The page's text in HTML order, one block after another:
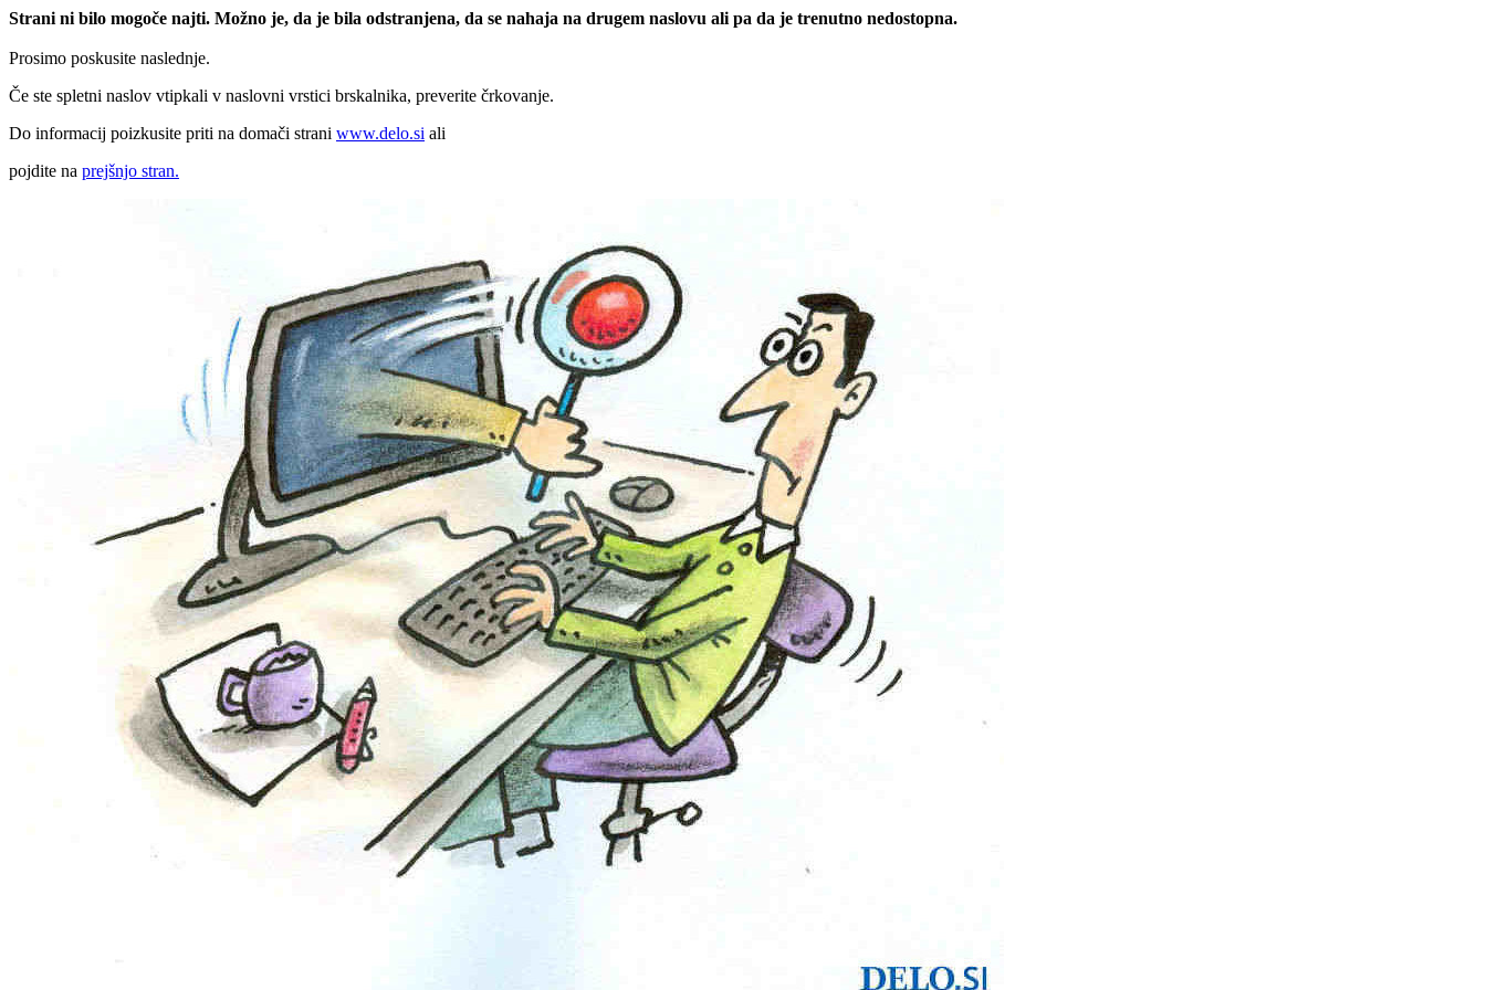
Strani ni bilo mogoče najti. Možno je, da je bila odstranjena, da se nahaja na drugem naslovu ali pa da je trenutno nedostopna.
Prosimo poskusite naslednje.
Če ste spletni naslov vtipkali v naslovni vrstici brskalnika, preverite črkovanje.
Do informacij poizkusite priti na domači strani www.delo.si ali
pojdite na prejšnjo stran.